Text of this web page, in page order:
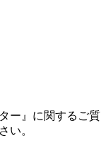
ー』に関するご質
い。